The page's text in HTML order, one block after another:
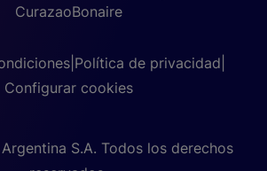
CurazaoBonaire
Política de privacidad
Configurar cookies
S.A. Todos los derechos